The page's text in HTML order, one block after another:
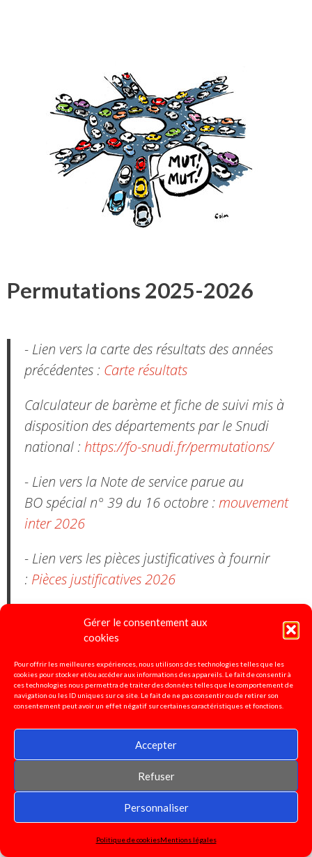
Gérer le consentement aux
cookies
Pour offrir les meilleures expériences, nous utilisons des technologies telles que les
cookies pour stocker et/ou accéder aux informations des appareils. Le fait de consentir à
ces technologies nous permettra de traiter des données telles que le comportement de
navigation ou les ID uniques sur ce site. Le fait de ne pas consentir ou de retirer son
consentement peut avoir un effet négatif sur certaines caractéristiques et fonctions.
Accepter
Refuser
Personnaliser
Politique de cookiesMentions légales
Permutations 2025-2026
- Lien vers la carte des résultats des années
précédentes : Carte résultats
Calculateur de barème et fiche de suivi mis à
disposition des départements par le Snudi
national : https://fo-snudi.fr/permutations/
- Lien vers la Note de service parue au
BO spécial n° 39 du 16 octobre : mouvement
inter 2026
- Lien vers les pièces justificatives à fournir
: Pièces justificatives 2026
comparatif des résultats permutation 2024-
tableau comparaison résultats
- Lien vers les lignes directrices de gestion du
22 octobre 2024 :LDG mobilité
-Lien vers les lignes directrices de gestion PPCR
Pétition pour la défense de